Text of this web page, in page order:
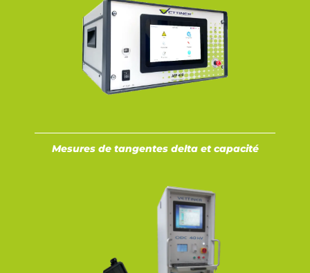
Mesures de tangentes delta et capacité